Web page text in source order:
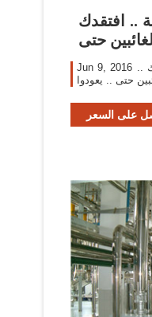
.. افتقدك
حتى
Jun 9, 2016 و بقدر ما بيننا من مسافة .. افتقدك ..
على السعر